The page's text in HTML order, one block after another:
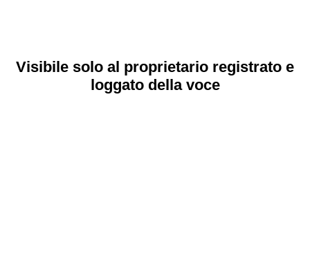
Visibile solo al proprietario registrato e
loggato della voce